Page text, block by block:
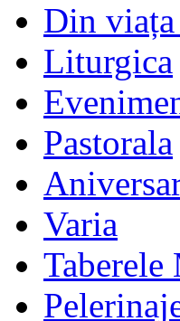
Din
Liturgica
Pastorala
Varia